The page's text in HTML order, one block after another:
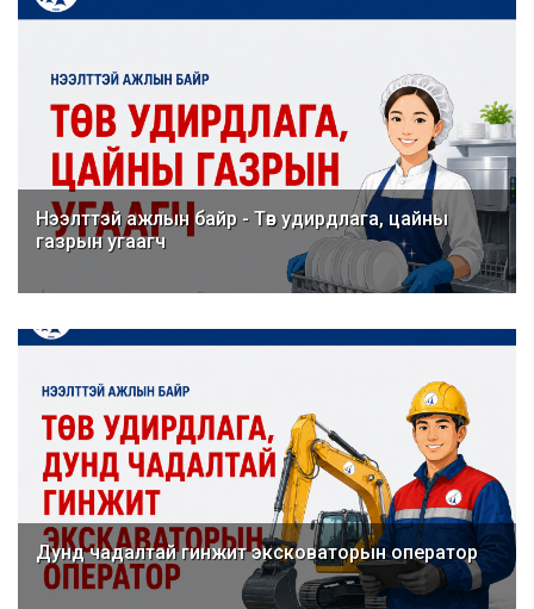
Нээлттэй ажлын байр - Төв удирдлага, цайны
газрын угаагч
Дунд чадалтай гинжит эксковаторын оператор